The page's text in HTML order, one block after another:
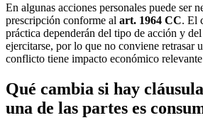
En algunas acciones personales puede ser
prescripción conforme al art. 1964 CC. El
práctica dependerán del tipo de acción y
ejercitarse, por lo que no conviene retrasar
conflicto tiene impacto económico
Qué cambia si hay
una de las partes es